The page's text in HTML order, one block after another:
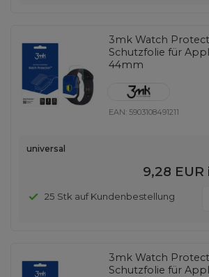
3mk Watch
Schutzfolie für
44mm
EAN: 5903108491211
universal
9,28 EUR
25 Stk auf Kundenbestellung
3mk Watch
Schutzfolie für